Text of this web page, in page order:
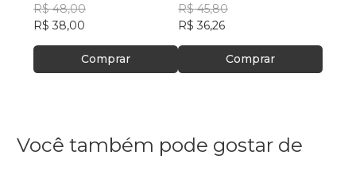
R$ 48,00
R$ 38,00
Comprar
R$ 45,80
R$ 36,26
Comprar
Você também pode gostar de